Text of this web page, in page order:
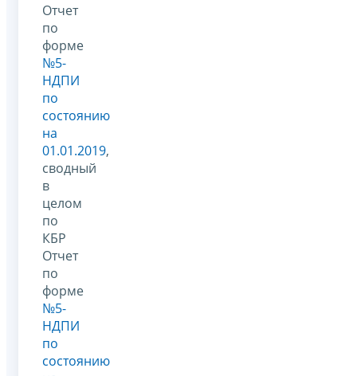
Отчет
по
форме
№5-
НДПИ
по
состоянию
на
01.01.2019,
сводный
в
целом
по
КБР
Отчет
по
форме
№5-
НДПИ
по
состоянию